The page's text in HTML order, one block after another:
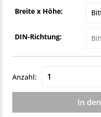
Breite x Höhe:
DIN-Richtung:
Anzahl:
In den